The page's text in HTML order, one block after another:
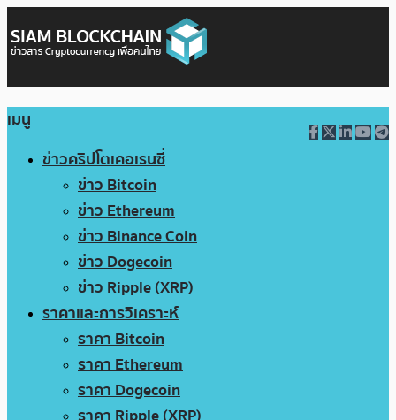
เมนู
ข่าวคริปโตเคอเรนซี่
ข่าว Bitcoin
ข่าว Ethereum
ข่าว Binance Coin
ข่าว Dogecoin
ข่าว Ripple (XRP)
ราคาและการวิเคราะห์
ราคา Bitcoin
ราคา Ethereum
ราคา Dogecoin